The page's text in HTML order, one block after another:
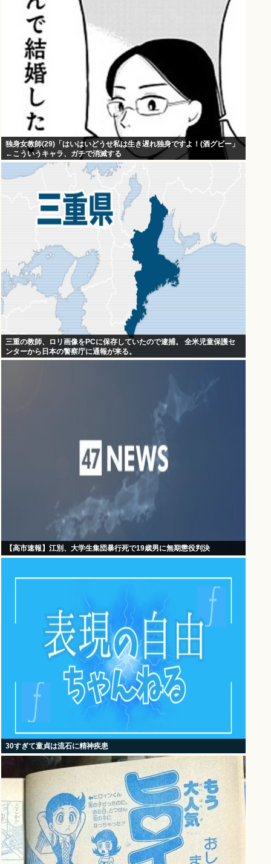
独身女教師(29)「はいはいどうせ私は生き遅れ独身ですよ！(酒グビー」
←こういうキャラ、ガチで消滅する
三重の教師、ロリ画像をPCに保存していたので逮捕。 全米児童保護セ
ンターから日本の警察庁に通報が来る。
【高市速報】江別、大学生集団暴行死で19歳男に無期懲役判決
30すぎて童貞は流石に精神疾患